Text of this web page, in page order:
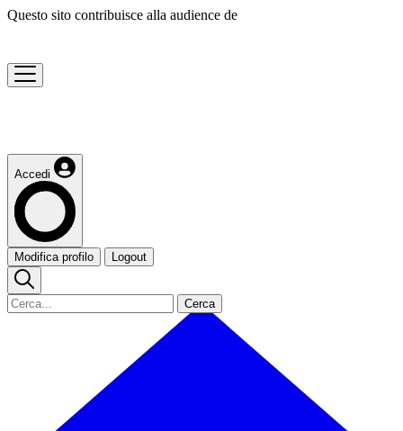
Questo sito contribuisce alla audience de
Accedi
Modifica profilo Logout
Cerca